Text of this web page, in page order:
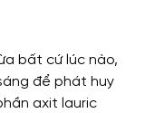
bất cứ lúc nào,
để phát huy
axit lauric